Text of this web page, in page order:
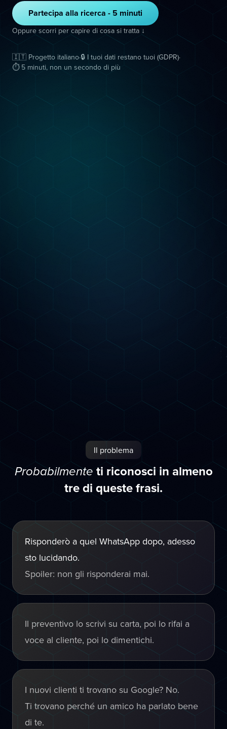
Partecipa alla ricerca - 5 minuti
Oppure scorri per capire di cosa si tratta ↓
🇮🇹 Progetto italiano·🔒 I tuoi dati restano tuoi (GDPR)·
⏱ 5 minuti, non un secondo di più
Il problema
Probabilmente ti riconosci in almeno
tre di queste frasi.
Risponderò a quel WhatsApp dopo, adesso
sto lucidando.
Spoiler: non gli risponderai mai.
Il preventivo lo scrivi su carta, poi lo rifai a
voce al cliente, poi lo dimentichi.
I nuovi clienti ti trovano su Google? No.
Ti trovano perché un amico ha parlato bene
di te.